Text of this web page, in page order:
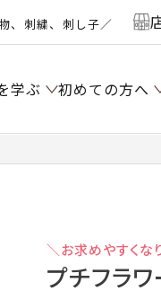
、刺繍、刺し子／
学ぶ 初めての方へ
＼お求めやすくな
プチフラ